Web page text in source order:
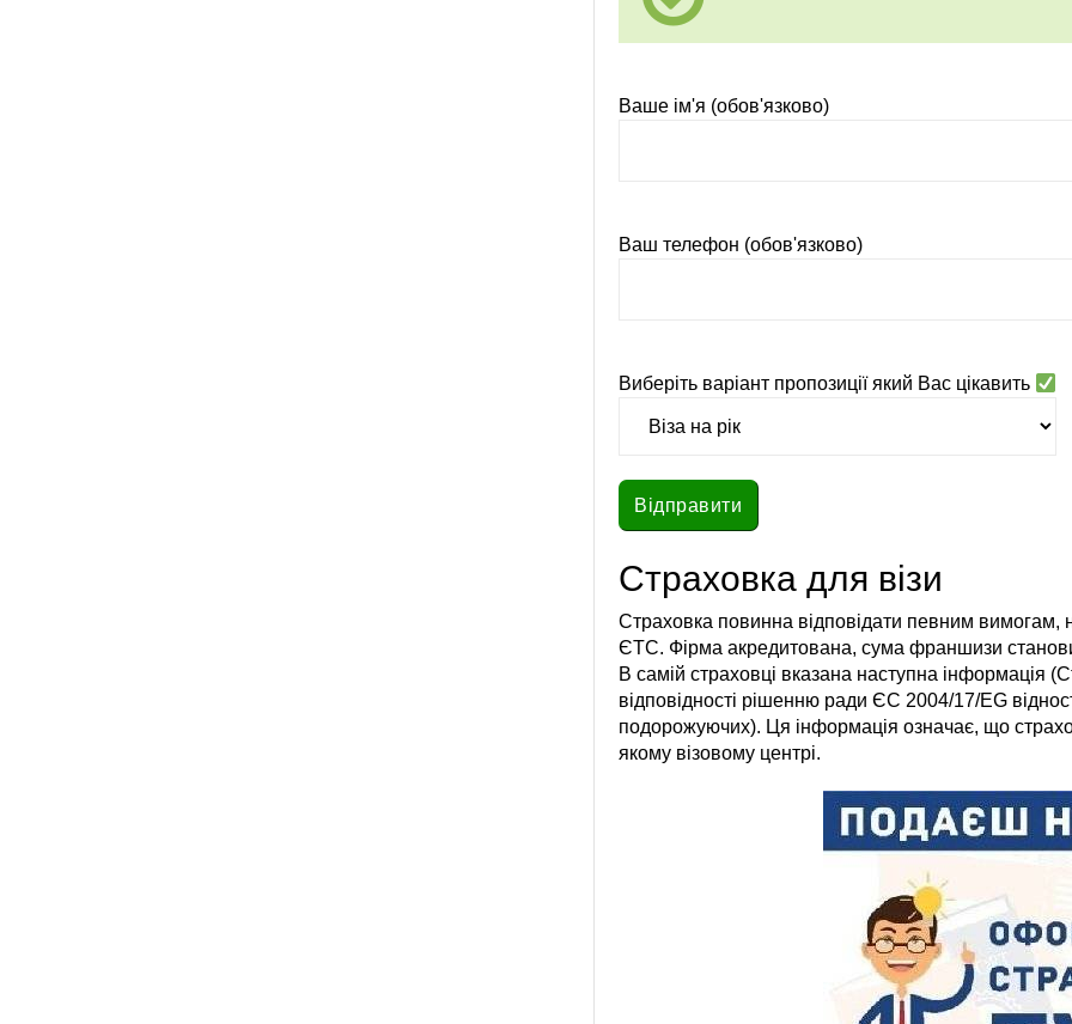
Ваше ім'я (обов'язково)
Ваш телефон (обов'язково)
Виберіть варіант пропозиції який Вас цікавить
Страховка для візи
Страховка повинна відповідати певним
ЄТС. Фірма акредитована, сума франшизи
В самій страховці вказана наступна інформація
відповідності рішенню ради ЄС 2004/17/EG
подорожуючих). Ця інформація означає, що
якому візовому центрі.